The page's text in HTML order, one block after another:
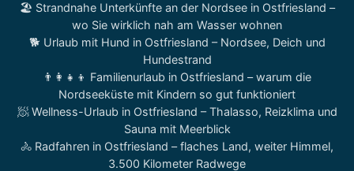
🏖️ Strandnahe Unterkünfte an der Nordsee in Ostfriesland –
wo Sie wirklich nah am Wasser wohnen
🐕 Urlaub mit Hund in Ostfriesland – Nordsee, Deich und
Hundestrand
👨‍👩‍👧‍👦 Familienurlaub in Ostfriesland – warum die
Nordseeküste mit Kindern so gut funktioniert
🧖 Wellness-Urlaub in Ostfriesland – Thalasso, Reizklima und
Sauna mit Meerblick
🚴 Radfahren in Ostfriesland – flaches Land, weiter Himmel,
3.500 Kilometer Radwege